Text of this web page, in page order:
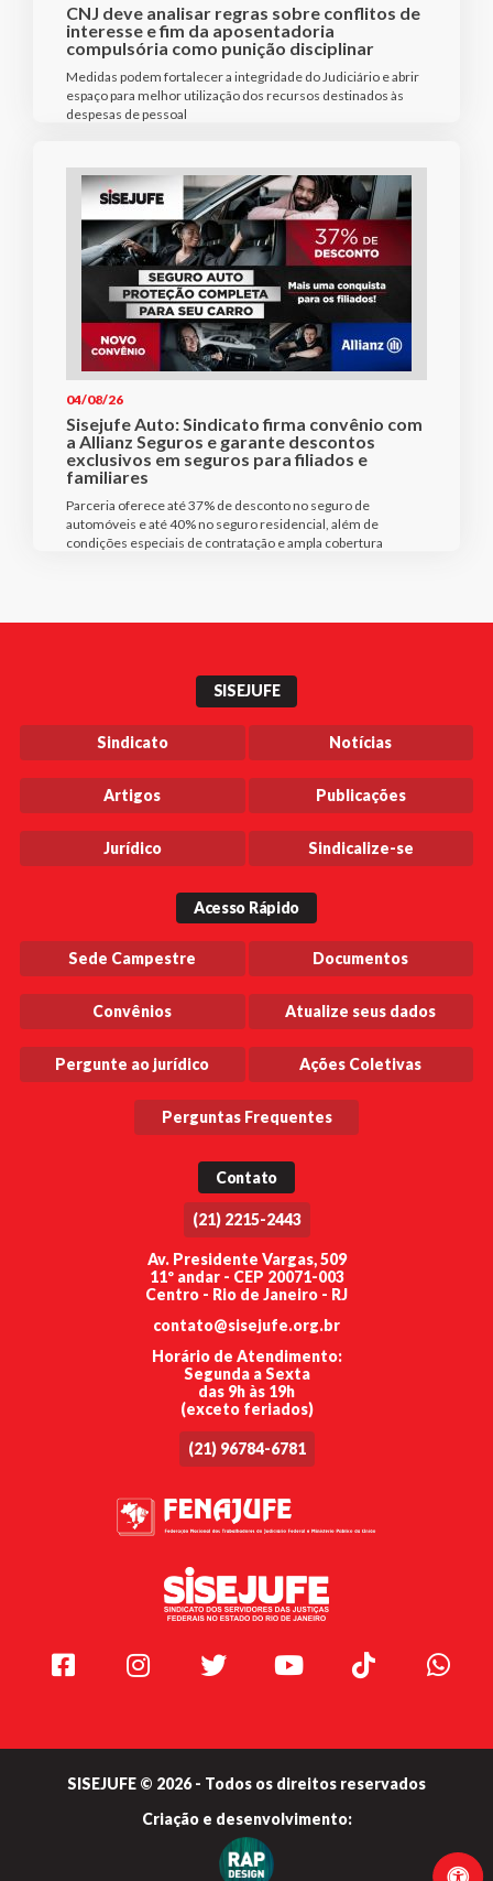
CNJ deve analisar regras sobre conflitos de
interesse e fim da aposentadoria
compulsória como punição disciplinar
Medidas podem fortalecer a integridade do Judiciário e abrir
espaço para melhor utilização dos recursos destinados às
despesas de pessoal
04/08/26
Sisejufe Auto: Sindicato firma convênio com
a Allianz Seguros e garante descontos
exclusivos em seguros para filiados e
familiares
Parceria oferece até 37% de desconto no seguro de
automóveis e até 40% no seguro residencial, além de
condições especiais de contratação e ampla cobertura
SISEJUFE
Sindicato Notícias
Artigos Publicações
Jurídico Sindicalize-se
Acesso Rápido
Sede Campestre Documentos
Convênios Atualize seus dados
Pergunte ao jurídico Ações Coletivas
Perguntas Frequentes
Contato
(21) 2215-2443
Av. Presidente Vargas, 509
11º andar - CEP 20071-003
Centro - Rio de Janeiro - RJ
contato@sisejufe.org.br
Horário de Atendimento:
Segunda a Sexta
das 9h às 19h
(exceto feriados)
(21) 96784-6781
Facebook Instagram Twitter Youtube TikTok
SISEJUFE © 2026 - Todos os direitos reservados
Criação e desenvolvimento: